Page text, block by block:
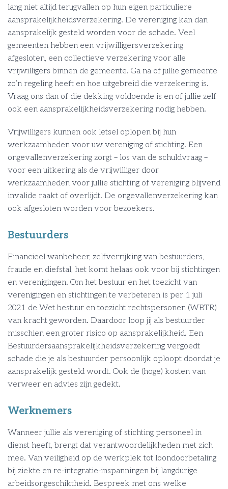
lang niet altijd terugvallen op hun eigen particuliere
aansprakelijkheidsverzekering. De vereniging kan dan
aansprakelijk gesteld worden voor de schade. Veel
gemeenten hebben een vrijwilligersverzekering
afgesloten, een collectieve verzekering voor alle
vrijwilligers binnen de gemeente. Ga na of jullie gemeente
zo’n regeling heeft en hoe uitgebreid die verzekering is.
Vraag ons dan of die dekking voldoende is en of jullie zelf
ook een aansprakelijkheidsverzekering nodig hebben.
Vrijwilligers kunnen ook letsel oplopen bij hun
werkzaamheden voor uw vereniging of stichting. Een
ongevallenverzekering zorgt – los van de schuldvraag –
voor een uitkering als de vrijwilliger door
werkzaamheden voor jullie stichting of vereniging blijvend
invalide raakt of overlijdt. De ongevallenverzekering kan
ook afgesloten worden voor bezoekers.
Bestuurders
Financieel wanbeheer, zelfverrijking van bestuurders,
fraude en diefstal, het komt helaas ook voor bij stichtingen
en verenigingen. Om het bestuur en het toezicht van
verenigingen en stichtingen te verbeteren is per 1 juli
2021 de Wet bestuur en toezicht rechtspersonen (WBTR)
van kracht geworden. Daardoor loop jij als bestuurder
misschien een groter risico op aansprakelijkheid. Een
Bestuurdersaansprakelijkheidsverzekering vergoedt
schade die je als bestuurder persoonlijk oploopt doordat je
aansprakelijk gesteld wordt. Ook de (hoge) kosten van
verweer en advies zijn gedekt.
Werknemers
Wanneer jullie als vereniging of stichting personeel in
dienst heeft, brengt dat verantwoordelijkheden met zich
mee. Van veiligheid op de werkplek tot loondoorbetaling
bij ziekte en re-integratie-inspanningen bij langdurige
arbeidsongeschiktheid. Bespreek met ons welke